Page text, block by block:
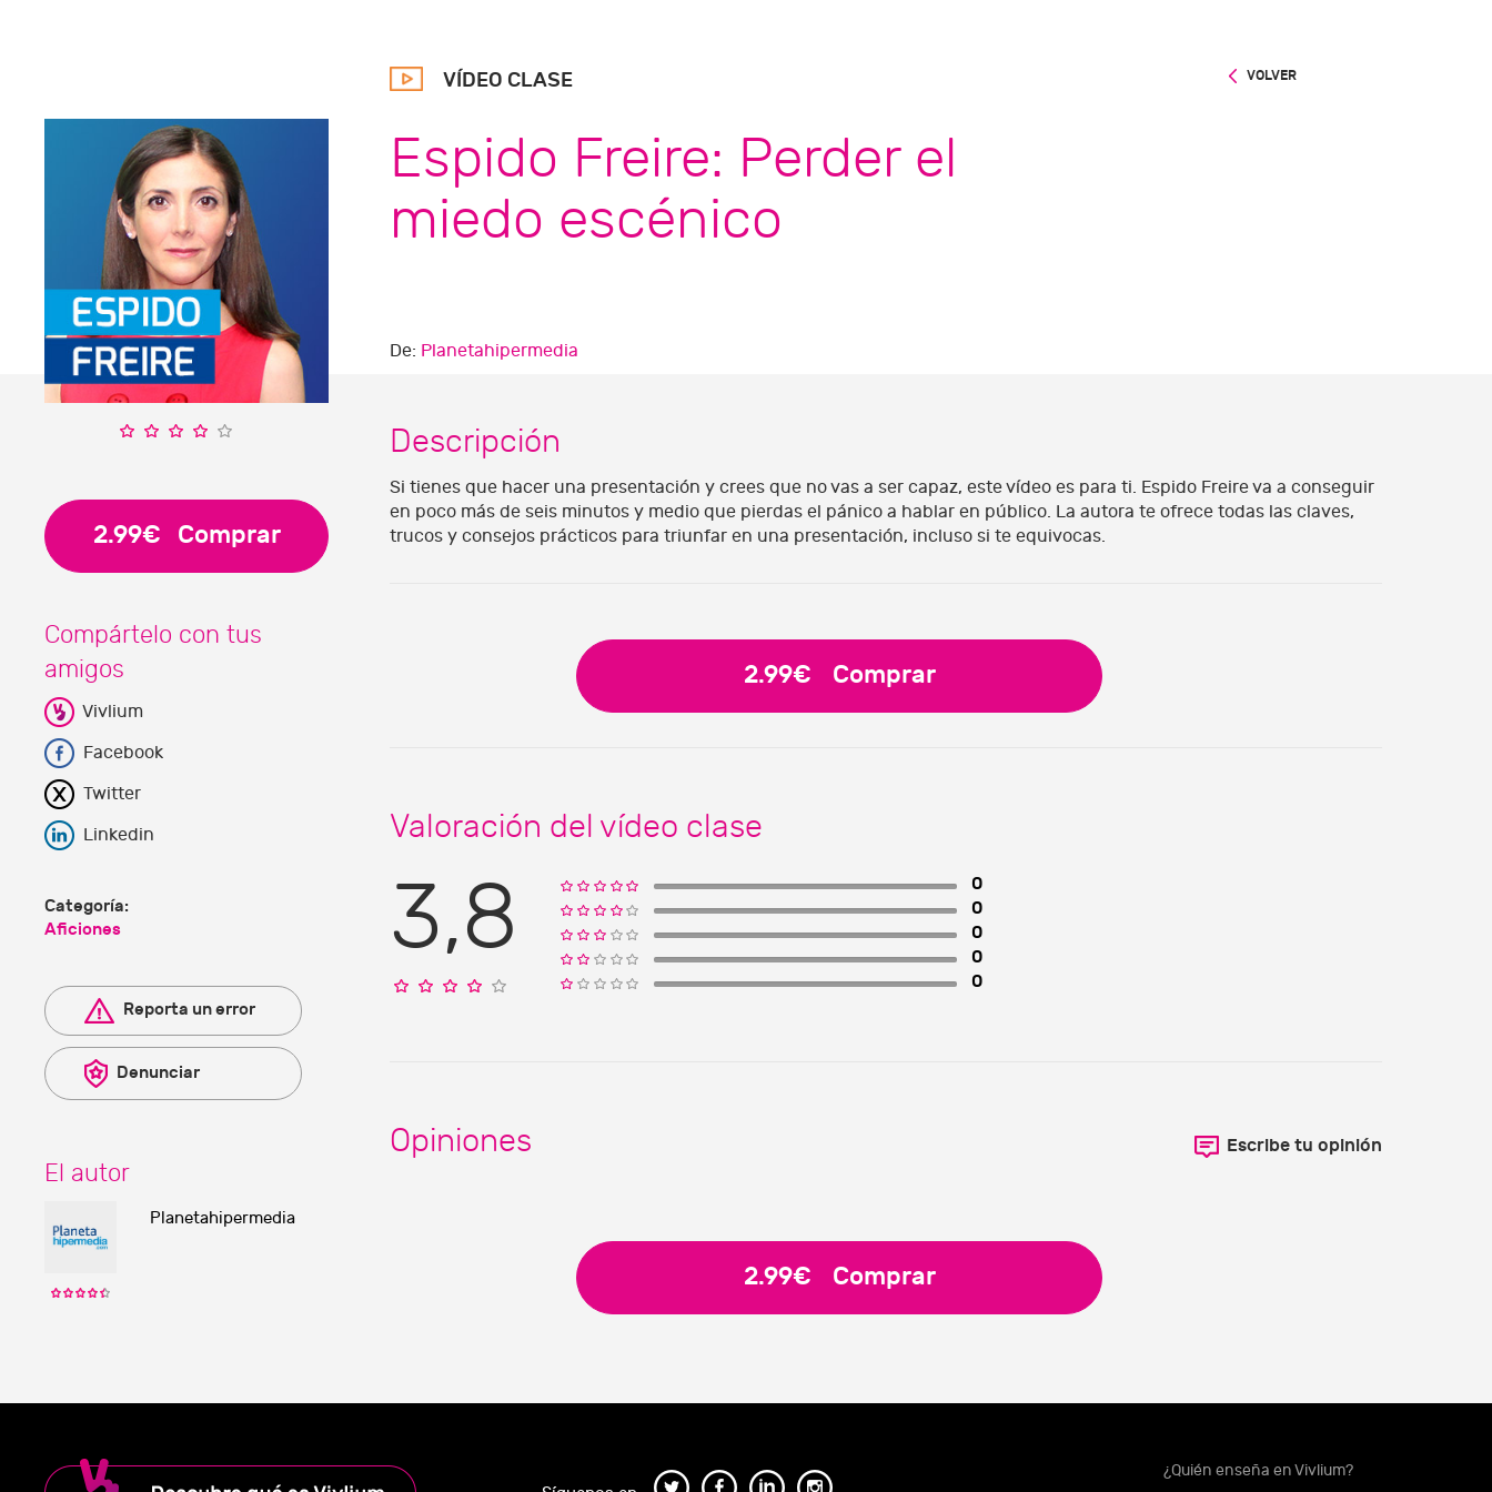
VÍDEO CLASE VOLVER
Espido Freire: Perder el
miedo escénico
De: Planetahipermedia
Descripción
Si tienes que hacer una presentación y crees que no vas a ser capaz, este vídeo es para ti. Espido Freire va a conseguir
en poco más de seis minutos y medio que pierdas el pánico a hablar en público. La autora te ofrece todas las claves,
trucos y consejos prácticos para triunfar en una presentación, incluso si te equivocas.
2.99€ Comprar
Valoración del vídeo clase
3,8
0
0
0
0
0
Opiniones Escribe tu opinión
2.99€ Comprar
2.99€ Comprar
Compártelo con tus
amigos
Vivlium
Facebook
Twitter
Linkedin
Categoría:
Aficiones
Reporta un error
Denunciar
El autor
Planetahipermedia
¿Quién enseña en Vivlium?